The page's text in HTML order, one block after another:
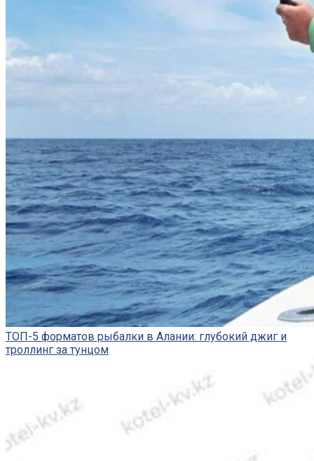
ТОП-5 форматов рыбалки в Алании: глубокий джиг и
троллинг за тунцом